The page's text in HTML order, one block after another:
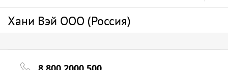
Хани Вэй ООО (Россия)